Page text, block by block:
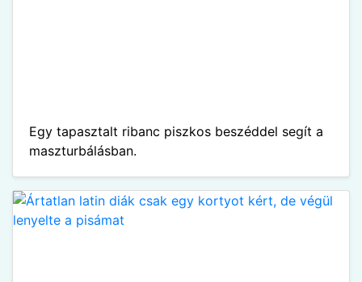
Egy tapasztalt ribanc piszkos beszéddel segít a
maszturbálásban.